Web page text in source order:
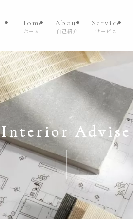
Home
ホーム
About
自己紹介
Service
サービス
Interior Advise